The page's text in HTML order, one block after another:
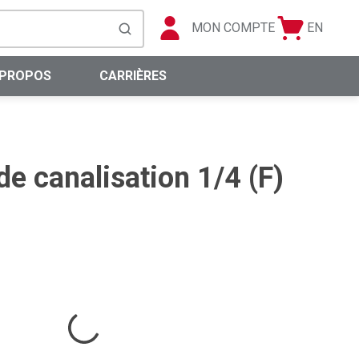
soumettre la recherche
MON COMPTE
Panier
Langue
EN
CARRIÈRES
canalisation 1/4 (F)